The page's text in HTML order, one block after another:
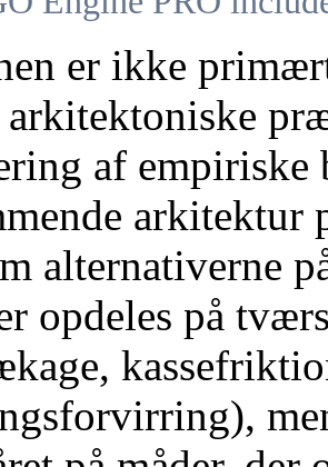
er ikke
arkitektoniske
af empiriske
arkitektur
alternativerne
opdeles på